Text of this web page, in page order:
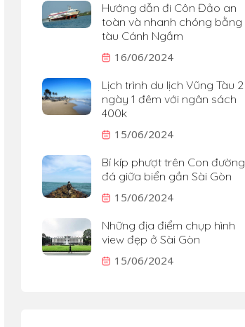
Hướng dẫn đi Côn Đảo an
toàn và nhanh chóng bằng
tàu Cánh Ngầm
16/06/2024
Lịch trình du lịch Vũng Tàu 2
ngày 1 đêm với ngân sách
400k
15/06/2024
Bí kíp phượt trên Con đường
đá giữa biển gần Sài Gòn
15/06/2024
Những địa điểm chụp hình
view đẹp ở Sài Gòn
15/06/2024